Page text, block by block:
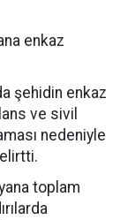
enkaz
şehidin enkaz
ve sivil
nedeniyle
toplam